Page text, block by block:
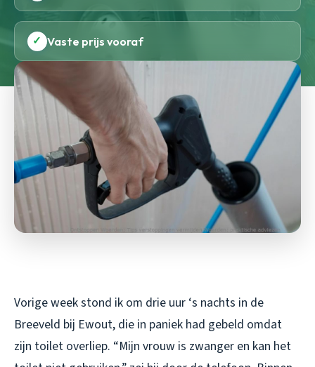
✓ Vaste prijs vooraf
Vorige week stond ik om drie uur ‘s nachts in de
Breeveld bij Ewout, die in paniek had gebeld omdat
zijn toilet overliep. “Mijn vrouw is zwanger en kan het